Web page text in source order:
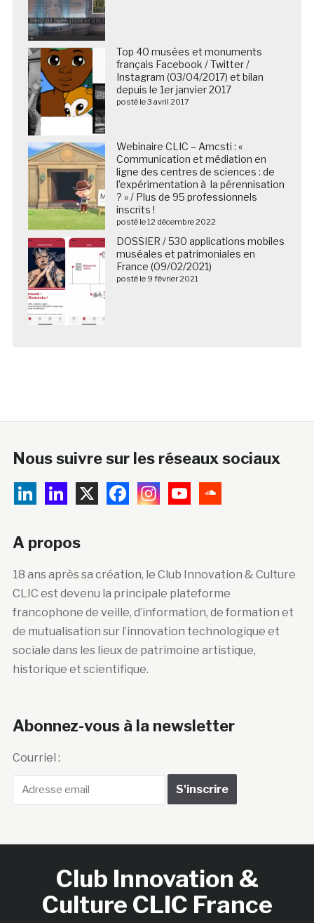
Top 40 musées et monuments
français Facebook / Twitter /
Instagram (03/04/2017) et bilan
depuis le 1er janvier 2017
posté le 3 avril 2017
Webinaire CLIC – Amcsti : «
Communication et médiation en
ligne des centres de sciences : de
l’expérimentation à la pérennisation
? » / Plus de 95 professionnels
inscrits !
posté le 12 décembre 2022
DOSSIER / 530 applications mobiles
muséales et patrimoniales en
France (09/02/2021)
posté le 9 février 2021
Nous suivre sur les réseaux sociaux
A propos
18 ans après sa création, le Club Innovation & Culture
CLIC est devenu la principale plateforme
francophone de veille, d’information, de formation et
de mutualisation sur l’innovation technologique et
sociale dans les lieux de patrimoine artistique,
historique et scientifique.
Abonnez-vous à la newsletter
Courriel :
Club Innovation &
Culture CLIC France